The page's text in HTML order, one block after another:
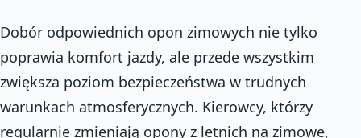
Dobór odpowiednich opon zimowych nie tylko
poprawia komfort jazdy, ale przede wszystkim
zwiększa poziom bezpieczeństwa w trudnych
warunkach atmosferycznych. Kierowcy, którzy
regularnie zmieniają opony z letnich na zimowe,